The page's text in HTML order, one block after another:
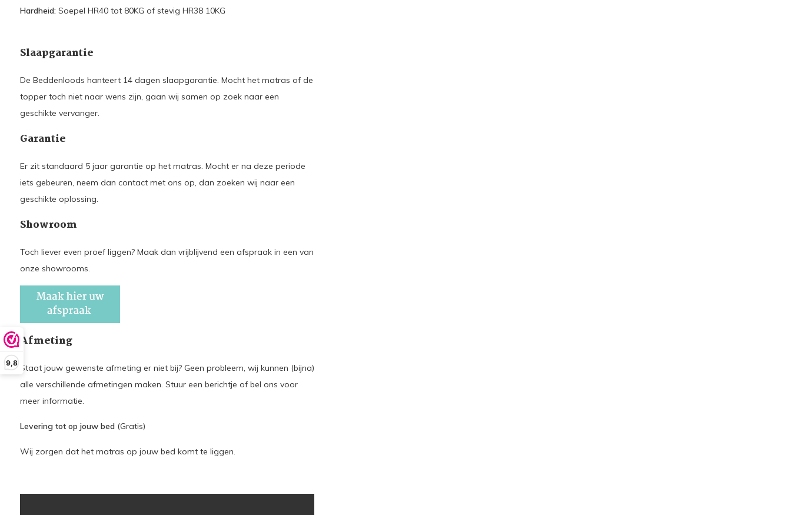
9,8
Hardheid: Soepel HR40 tot 80KG of stevig HR38 10KG
Slaapgarantie
De Beddenloods hanteert 14 dagen slaapgarantie. Mocht het matras of de
topper toch niet naar wens zijn, gaan wij samen op zoek naar een
geschikte vervanger.
Garantie
Er zit standaard 5 jaar garantie op het matras. Mocht er na deze periode
iets gebeuren, neem dan contact met ons op, dan zoeken wij naar een
geschikte oplossing.
Showroom
Toch liever even proef liggen? Maak dan vrijblijvend een afspraak in een van
onze showrooms.
Afmeting
Staat jouw gewenste afmeting er niet bij? Geen probleem, wij kunnen (bijna)
alle verschillende afmetingen maken. Stuur een berichtje of bel ons voor
meer informatie.
Levering tot op jouw bed (Gratis)
Wij zorgen dat het matras op jouw bed komt te liggen.